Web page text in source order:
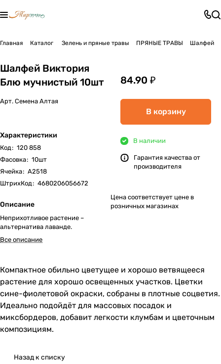
Главная Каталог Зелень и пряные травы ПРЯНЫЕ ТРАВЫ Шалфей
Шалфей Виктория
Блю мучнистый 10шт
Арт. Семена Алтая
Характеристики
Код: 120 858
Фасовка: 10шт
Ячейка: А2518
ШтрихКод: 4680206056672
Описание
Неприхотливое растение –
альтернатива лаванде.
Все описание
84.90 ₽
В корзину
В наличии
Гарантия качества от
производителя
Цена соответствует цене в
розничных магазинах
Компактное обильно цветущее и хорошо ветвящееся
растение для хорошо освещенных участков. Цветки
сине-фиолетовой окраски, собраны в плотные соцветия.
Идеально подойдёт для массовых посадок и
миксбордеров, добавит легкости клумбам и цветочным
композициям.
Назад к списку